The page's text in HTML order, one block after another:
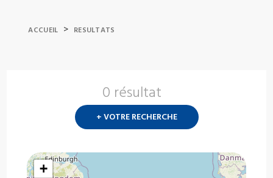
ACCUEIL > RESULTATS
0 résultat
+ VOTRE RECHERCHE
+